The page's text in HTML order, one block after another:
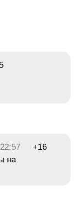
+16
на